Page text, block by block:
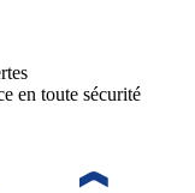
en toute sécurité